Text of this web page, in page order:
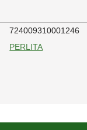
724009310001246
PERLITA